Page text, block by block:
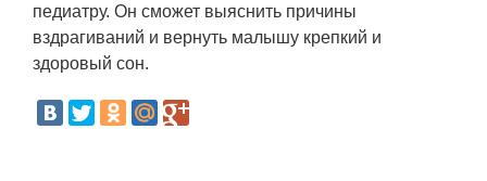
педиатру. Он сможет выяснить причины
вздрагиваний и вернуть малышу крепкий и
здоровый сон.